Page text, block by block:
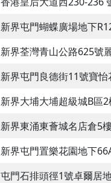
新界屯門蝴蝶廣場地下
新界荃灣青山公路625號
新界屯門良德街11號寶
新界大埔大埔超級城B區
新界東涌東薈城名店倉5
新界屯門置樂花園地下
屯門石排頭徑1號卓爾居